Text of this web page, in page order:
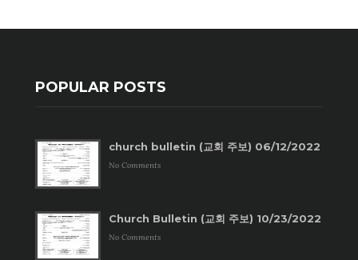
POPULAR POSTS
church bulletin (교회 주보) 06/12/2022
No Comments
Church Bulletin (교회 주보) 10/23/2022
No Comments